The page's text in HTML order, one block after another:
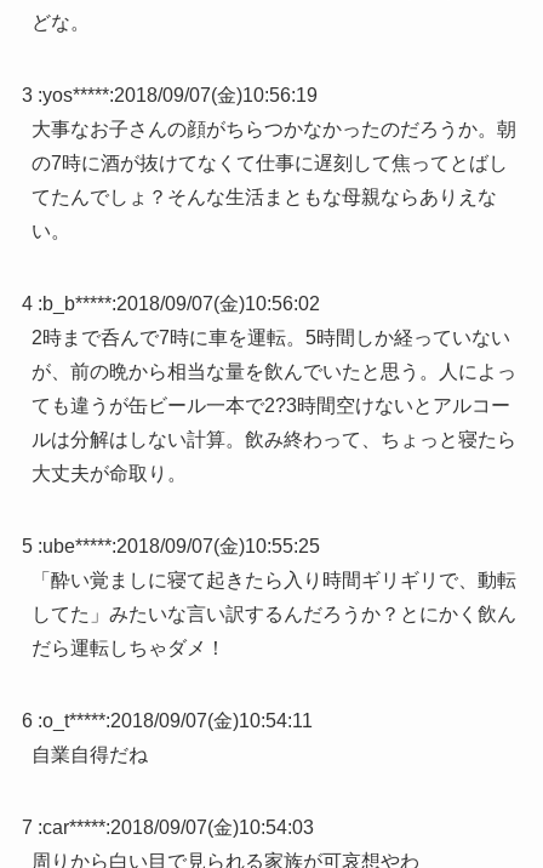
どな。
3 :yos*****:2018/09/07(金)10:56:19
大事なお子さんの顔がちらつかなかったのだろうか。朝
の7時に酒が抜けてなくて仕事に遅刻して焦ってとばし
てたんでしょ？そんな生活まともな母親ならありえな
い。
4 :b_b*****:2018/09/07(金)10:56:02
2時まで呑んで7時に車を運転。5時間しか経っていない
が、前の晩から相当な量を飲んでいたと思う。人によっ
ても違うが缶ビール一本で2?3時間空けないとアルコー
ルは分解はしない計算。飲み終わって、ちょっと寝たら
大丈夫が命取り。
5 :ube*****:2018/09/07(金)10:55:25
「酔い覚ましに寝て起きたら入り時間ギリギリで、動転
してた」みたいな言い訳するんだろうか？とにかく飲ん
だら運転しちゃダメ！
6 :o_t*****:2018/09/07(金)10:54:11
自業自得だね
7 :car*****:2018/09/07(金)10:54:03
周りから白い目で見られる家族が可哀想やわ